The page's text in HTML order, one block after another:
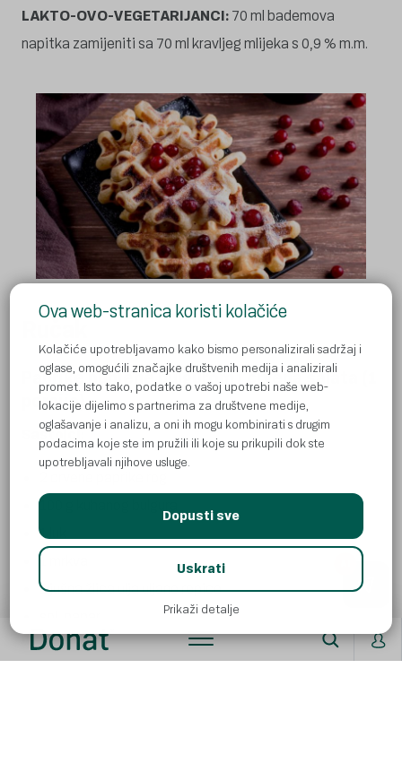
Ova web-stranica koristi kolačiće
Kolačiće upotrebljavamo kako bismo personalizirali sadržaj i
oglase, omogućili značajke društvenih medija i analizirali
promet. Isto tako, podatke o vašoj upotrebi naše web-
lokacije dijelimo s partnerima za društvene medije,
oglašavanje i analizu, a oni ih mogu kombinirati s drugim
podacima koje ste im pružili ili koje su prikupili dok ste
upotrebljavali njihove usluge.
Dopusti sve
Uskrati
Prikaži detalje
LAKTO-OVO-VEGETARIJANCI:70 ml bademova
napitka zamijeniti sa 70 ml kravljeg mlijeka s 0,9 % m.m.
Paprike punjene bulgurom i crvena salata (1
porcija)
Sastojci:
100 g kuhanog bulgura
1 luk
1 mrkva
1 jušna žlica ulja uljane repice
prstohvat čili-paprike